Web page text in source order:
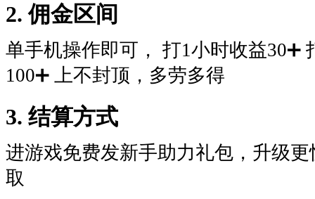
2. 佣金区间
单手机操作即可， 打1小时收益30➕
100➕ 上不封顶，多劳多得
3. 结算方式
进游戏免费发新手助力礼包，升级
取